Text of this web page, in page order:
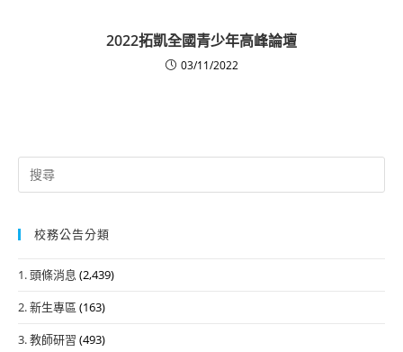
2022拓凱全國青少年高峰論壇
03/11/2022
Search
for:
校務公告分類
1. 頭條消息 (2,439)
2. 新生專區 (163)
3. 教師研習 (493)